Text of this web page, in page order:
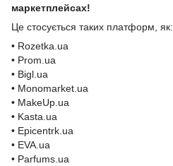
маркетплейсах!
Це стосується таких платформ, як:
• Rozetka.ua
• Prom.ua
• Bigl.ua
• Monomarket.ua
• MakeUp.ua
• Kasta.ua
• Epicentrk.ua
• EVA.ua
• Parfums.ua